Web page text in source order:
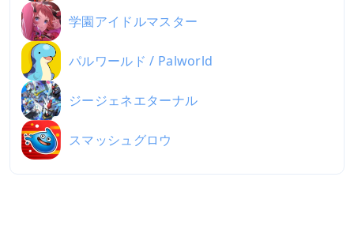
学園アイドルマスター
パルワールド / Palworld
ジージェネエターナル
スマッシュグロウ